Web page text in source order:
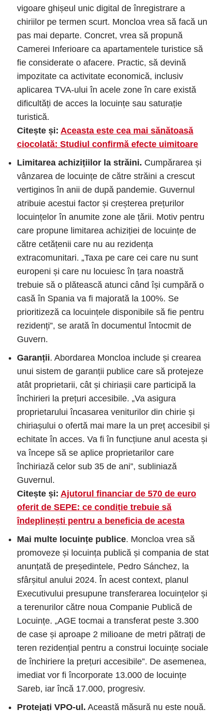
vigoare ghișeul unic digital de înregistrare a
chiriilor pe termen scurt. Moncloa vrea să facă un
pas mai departe. Concret, vrea să propună
Camerei Inferioare ca apartamentele turistice să
fie considerate o afacere. Practic, să devină
impozitate ca activitate economică, inclusiv
aplicarea TVA-ului în acele zone în care există
dificultăți de acces la locuințe sau saturație
turistică.
Citește și: Aceasta este cea mai sănătoasă
ciocolată: Studiul confirmă efecte uimitoare
Limitarea achizițiilor la străini. Cumpărarea și
vânzarea de locuințe de către străini a crescut
vertiginos în anii de după pandemie. Guvernul
atribuie acestui factor și creșterea prețurilor
locuințelor în anumite zone ale țării. Motiv pentru
care propune limitarea achiziției de locuințe de
către cetățenii care nu au rezidența
extracomunitari. „Taxa pe care cei care nu sunt
europeni și care nu locuiesc în țara noastră
trebuie să o plătească atunci când își cumpără o
casă în Spania va fi majorată la 100%. Se
prioritizeză ca locuințele disponibile să fie pentru
rezidenți”, se arată în documentul întocmit de
Guvern.
Garanții. Abordarea Moncloa include și crearea
unui sistem de garanții publice care să protejeze
atât proprietarii, cât și chiriașii care participă la
închirieri la prețuri accesibile. „Va asigura
proprietarului încasarea veniturilor din chirie și
chiriașului o ofertă mai mare la un preț accesibil și
echitate în acces. Va fi în funcțiune anul acesta și
va începe să se aplice proprietarilor care
închiriază celor sub 35 de ani”, subliniază
Guvernul.
Citește și: Ajutorul financiar de 570 de euro
oferit de SEPE: ce condiție trebuie să
îndeplinești pentru a beneficia de acesta
Mai multe locuințe publice. Moncloa vrea să
promoveze și locuința publică și compania de stat
anunțată de președintele, Pedro Sánchez, la
sfârșitul anului 2024. În acest context, planul
Executivului presupune transferarea locuințelor și
a terenurilor către noua Companie Publică de
Locuințe. „AGE tocmai a transferat peste 3.300
de case și aproape 2 milioane de metri pătrați de
teren rezidențial pentru a construi locuințe sociale
de închiriere la prețuri accesibile”. De asemenea,
imediat vor fi încorporate 13.000 de locuințe
Sareb, iar încă 17.000, progresiv.
Protejați VPO-ul. Această măsură nu este nouă.